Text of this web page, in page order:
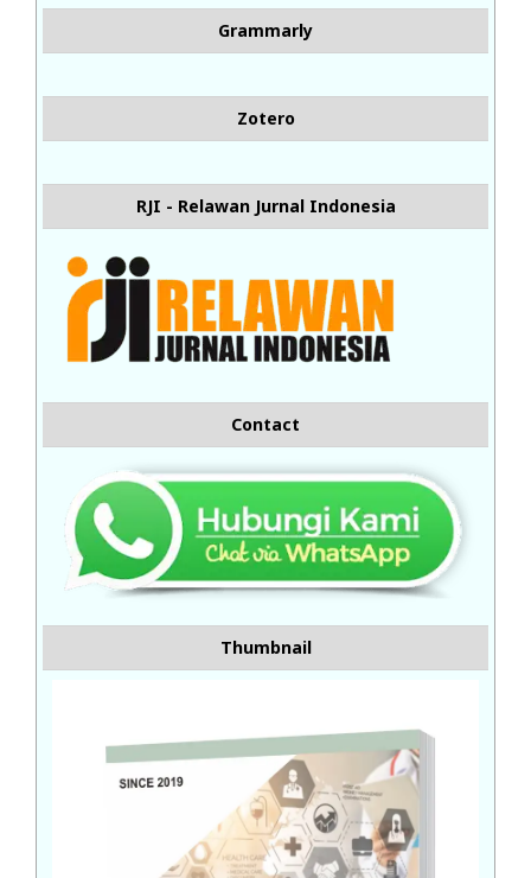
Grammarly
Zotero
RJI - Relawan Jurnal Indonesia
Contact
Thumbnail